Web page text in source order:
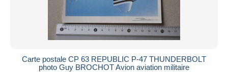
Carte postale CP 63 REPUBLIC P-47 THUNDERBOLT
photo Guy BROCHOT Avion aviation militaire